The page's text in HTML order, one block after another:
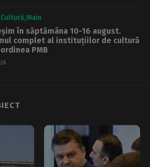
Cultură Main
în săptămâna 10-16 august.
complet al instituțiilor de cultură
PMB